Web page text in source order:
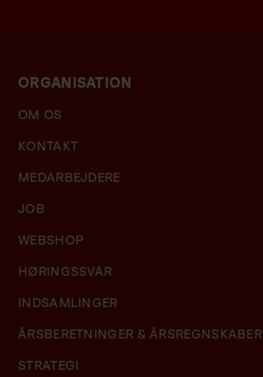
ORGANISATION
OM OS
KONTAKT
MEDARBEJDERE
JOB
WEBSHOP
HØRINGSSVAR
INDSAMLINGER
ÅRSBERETNINGER & ÅRSREGNSKABER
STRATEGI